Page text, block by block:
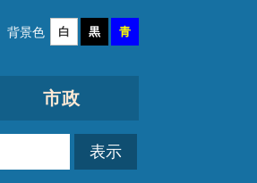
背景色 白 黒 青
市政